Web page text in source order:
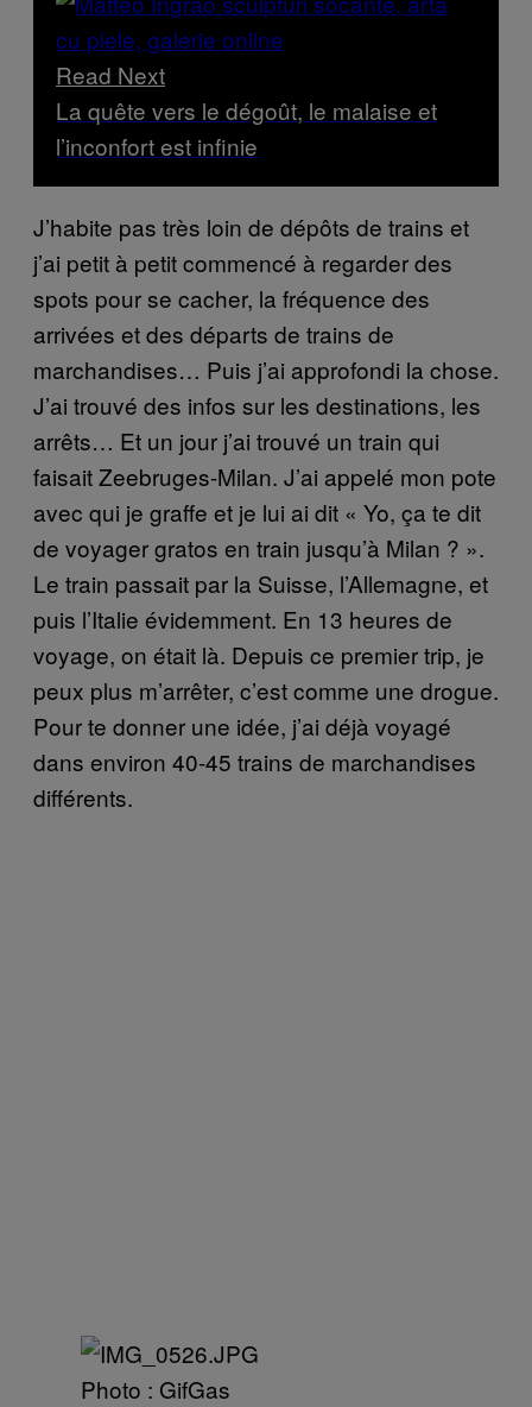
Read Next
La quête vers le dégoût, le malaise et
l’inconfort est infinie
J’habite pas très loin de dépôts de trains et
j’ai petit à petit commencé à regarder des
spots pour se cacher, la fréquence des
arrivées et des départs de trains de
marchandises… Puis j’ai approfondi la chose.
J’ai trouvé des infos sur les destinations, les
arrêts… Et un jour j’ai trouvé un train qui
faisait Zeebruges-Milan. J’ai appelé mon pote
avec qui je graffe et je lui ai dit « Yo, ça te dit
de voyager gratos en train jusqu’à Milan ? ».
Le train passait par la Suisse, l’Allemagne, et
puis l’Italie évidemment. En 13 heures de
voyage, on était là. Depuis ce premier trip, je
peux plus m’arrêter, c’est comme une drogue.
Pour te donner une idée, j’ai déjà voyagé
dans environ 40-45 trains de marchandises
différents.
Photo : GifGas